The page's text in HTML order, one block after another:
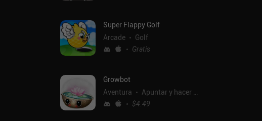
Super Flappy Golf
Arcade
Golf
Gratis
Growbot
Aventura
Apuntar y hacer clic
$4.49